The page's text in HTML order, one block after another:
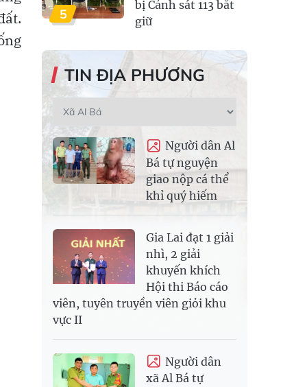
5
bị Cảnh sát 113 bắt
giữ
TIN ĐỊA PHƯƠNG
Người dân Al
Bá tự nguyện
giao nộp cá thể
khỉ quý hiếm
Gia Lai đạt 1 giải
nhì, 2 giải
khuyến khích
Hội thi Báo cáo
viên, tuyên truyền viên giỏi khu
vực II
Người dân
xã Al Bá tự